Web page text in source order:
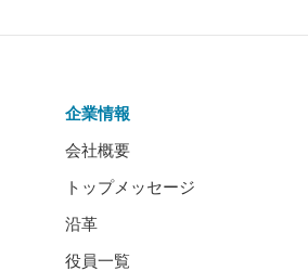
企業情報
会社概要
トップメッセージ
沿革
役員一覧